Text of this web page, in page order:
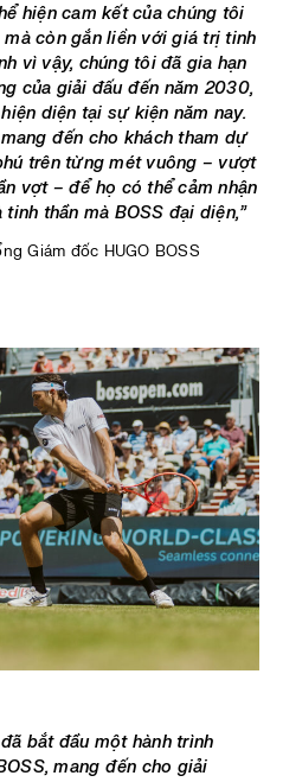
hiện cam kết của chúng tôi
còn gắn liền với giá trị tinh
vì vậy, chúng tôi đã gia hạn
của giải đấu đến năm 2030,
diện tại sự kiện năm nay.
đến cho khách tham dự
trên từng mét vuông – vượt
vợt – để họ có thể cảm nhận
thần mà BOSS đại diện,”
Giám đốc HUGO BOSS
bắt đầu một hành trình
mang đến cho giải